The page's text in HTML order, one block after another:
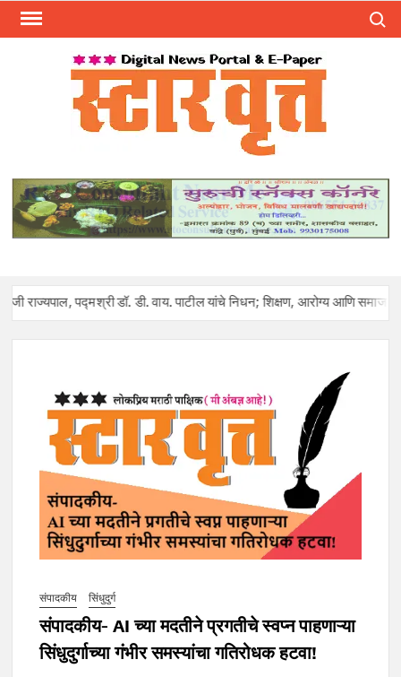
Skip
पद्मश्री डॉ. डी. वाय. पाटील यांचे निधन; शिक्षण, आरोग्य आणि समाजकारणातील
संपादकीय सिंधुदुर्ग
संपादकीय- AI च्या मदतीने प्रगतीचे स्वप्न पाहणाऱ्या
सिंधुदुर्गाच्या गंभीर समस्यांचा गतिरोधक हटवा!